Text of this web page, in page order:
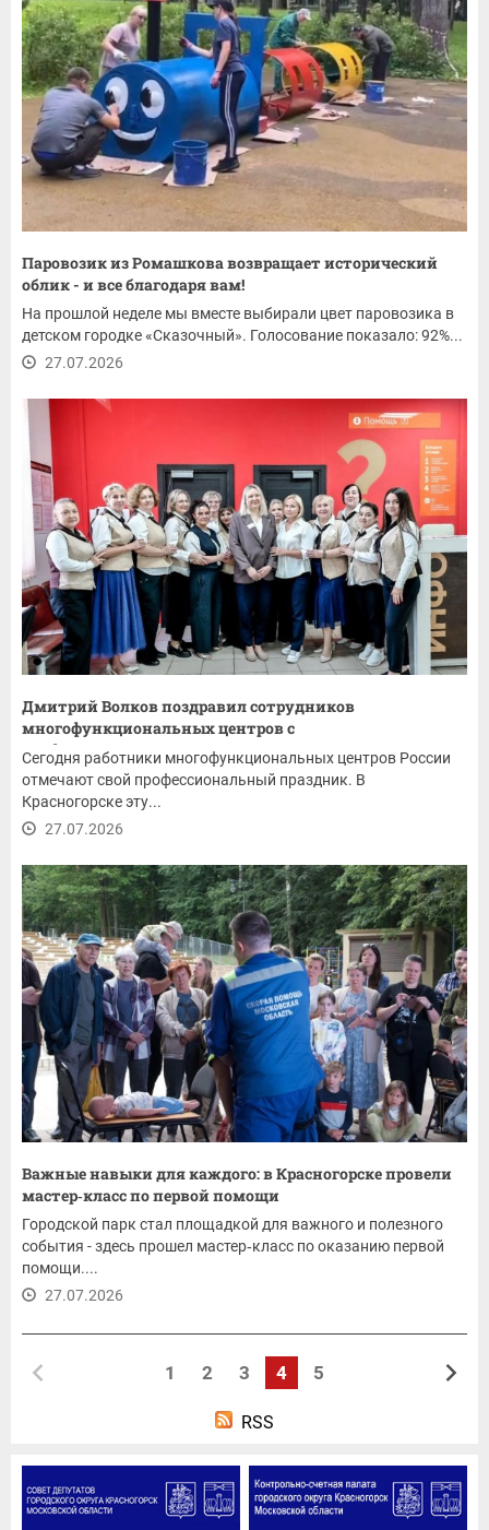
Паровозик из Ромашкова возвращает исторический
облик - и все благодаря вам!
На прошлой неделе мы вместе выбирали цвет паровозика в
детском городке «Сказочный». Голосование показало: 92%...
27.07.2026
Дмитрий Волков поздравил сотрудников
многофункциональных центров с
профессиональным...
Сегодня работники многофункциональных центров России
отмечают свой профессиональный праздник. В
Красногорске эту...
27.07.2026
Важные навыки для каждого: в Красногорске провели
мастер‑класс по первой помощи
Городской парк стал площадкой для важного и полезного
события - здесь прошел мастер‑класс по оказанию первой
помощи....
27.07.2026
1 2 3 4 5
RSS